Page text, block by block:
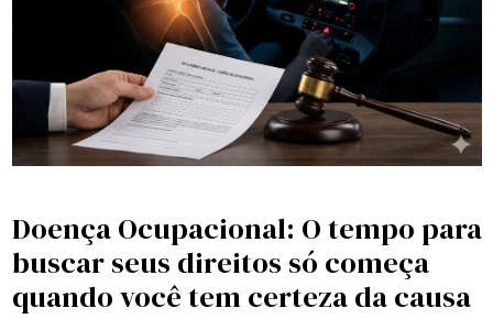
Doença Ocupacional: O tempo para
buscar seus direitos só começa
quando você tem certeza da causa